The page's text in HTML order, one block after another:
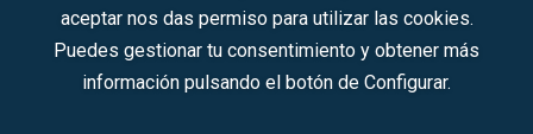
Síguenos en redes sociales:
aceptar nos das permiso para utilizar las cookies.
Puedes gestionar tu consentimiento y obtener más
información pulsando el botón de Configurar.